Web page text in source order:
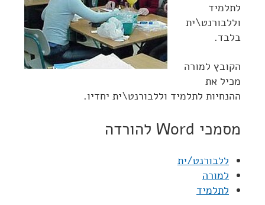
לתלמיד
וללבורנט\ית
בלבד.
הקובץ למורה
מכיל את
ההנחיות לתלמיד וללבורנט\ית יחדיו.
מסמכי Word להורדה
ללבורנט/ית
למורה
לתלמיד